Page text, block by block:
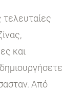
και
Από